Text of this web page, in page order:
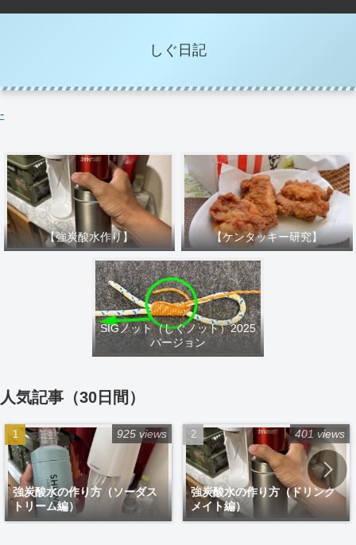
しぐ日記
-
【強炭酸水作り】 【ケンタッキー研究】
SIGノット（しぐノット）2025
バージョン
人気記事（30日間）
強炭酸水の作り方（ソーダス
トリーム編）
925 views
強炭酸水の作り方（ドリンク
メイト編）
401 views